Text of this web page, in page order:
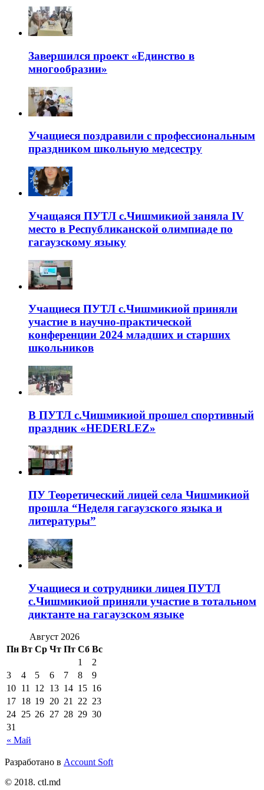
Завершился проект «Единство в
многообразии»
Учащиеся поздравили с профессиональным
праздником школьную медсестру
Учащаяся ПУТЛ с.Чишмикиой заняла IV
место в Республиканской олимпиаде по
гагаузскому языку
Учащиеся ПУТЛ с.Чишмикиой приняли
участие в научно-практической
конференции 2024 младших и старших
школьников
В ПУТЛ с.Чишмикиой прошел спортивный
праздник «HEDERLEZ»
ПУ Теоретический лицей села Чишмикиой
прошла “Неделя гагаузского языка и
литературы”
Учащиеся и сотрудники лицея ПУТЛ
с.Чишмикиой приняли участие в тотальном
диктанте на гагаузском языке
Август 2026
Пн Вт Ср Чт Пт Сб Вс
« Май
1
2
3
4 5 6 7 8
9
10 11 12 13 14 15 16
17 18 19 20 21 22 23
24 25 26 27 28 29 30
31
Разработано в Account Soft
© 2018. ctl.md